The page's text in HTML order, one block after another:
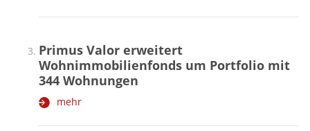
Primus Valor erweitert
Wohnimmobilienfonds um Portfolio mit
344 Wohnungen
mehr